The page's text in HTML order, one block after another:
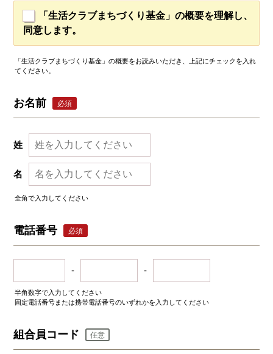
「生活クラブまちづくり基金」の概要を理解し、
同意します。
「生活クラブまちづくり基金」の概要をお読みいただき、上記にチェックを入れ
てください。
お名前 必須
姓
名
全角で入力してください
電話番号 必須
- -
半角数字で入力してください
固定電話番号または携帯電話番号のいずれかを入力してください
組合員コード 任意